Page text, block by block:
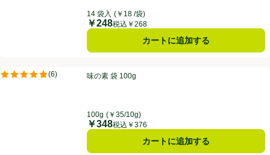
14 袋入 (￥18 /袋)
価格
￥248税込￥268
カートに追加する
味の素 袋 100g
(6)
評価は6件のレビューで5点中4.8点。
味の素 袋 100g
100g (￥35/10g)
価格
￥348税込￥376
カートに追加する